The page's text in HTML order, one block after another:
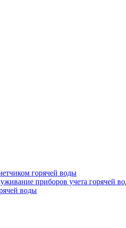
горячей воды
приборов учета горячей
воды